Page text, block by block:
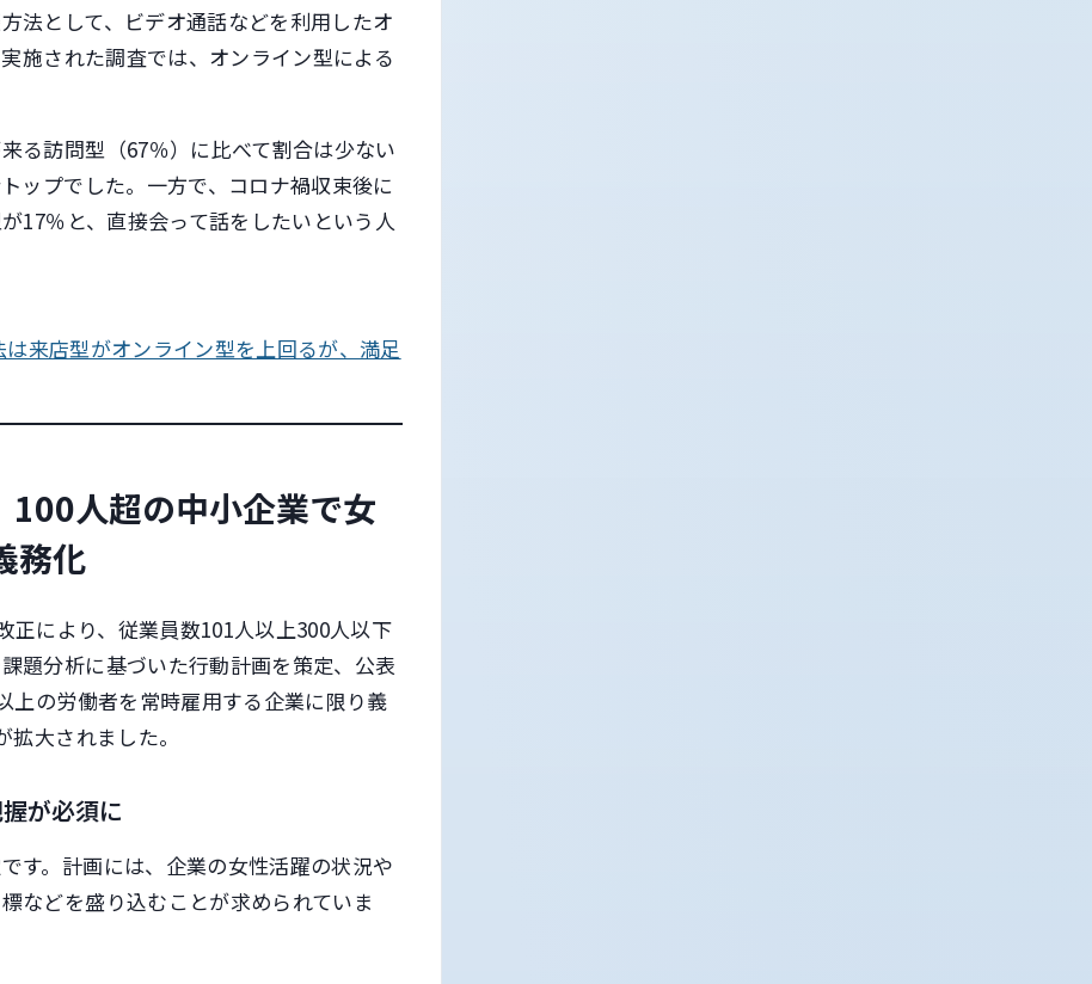
法として、ビデオ通話などを利用したオ
施された調査では、オンライン型による
る訪問型（67％）に比べて割合は少ない
ップでした。一方で、コロナ禍収束後に
17％と、直接会って話をしたいという人
は来店型がオンライン型を上回るが、満足
人超の中小企業で女
務化
正により、従業員数101人以上300人以下
題分析に基づいた行動計画を策定、公表
上の労働者を常時雇用する企業に限り義
大されました。
が必須に
す。計画には、企業の女性活躍の状況や
などを盛り込むことが求められていま